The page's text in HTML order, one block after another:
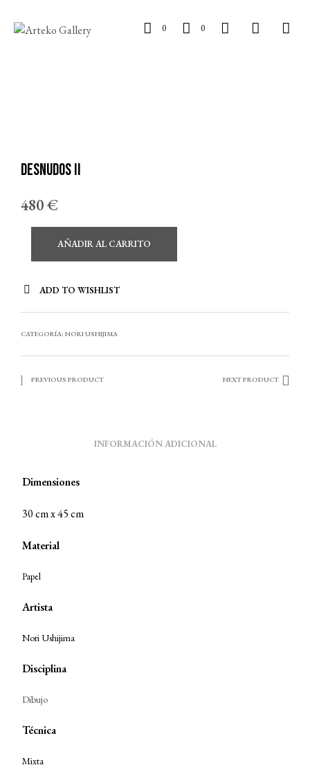
0 0
Desnudos II
480€
AÑADIR AL CARRITO
ADD TO WISHLIST
CATEGORÍA: NORI USHIJIMA
PREVIOUS PRODUCT NEXT PRODUCT
INFORMACIÓN ADICIONAL
Dimensiones
30 cm x 45 cm
Material
Papel
Artista
Nori Ushijima
Disciplina
Dibujo
Técnica
Mixta